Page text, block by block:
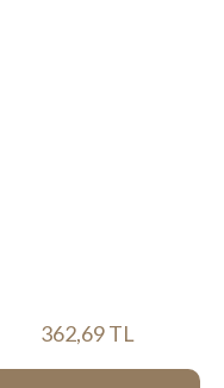
362,69 TL